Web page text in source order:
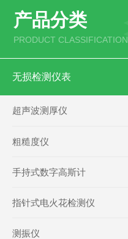
产品分类
PRODUCT CLASSIFICATION
无损检测仪表
超声波测厚仪
粗糙度仪
手持式数字高斯计
指针式电火花检测仪
测振仪